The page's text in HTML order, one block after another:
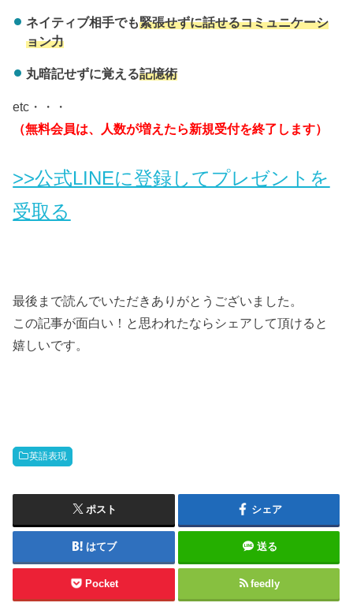
ネイティブ相手でも緊張せずに話せるコミュニケーシ
ョン力
丸暗記せずに覚える記憶術
etc・・・
（無料会員は、人数が増えたら新規受付を終了します）
>>公式LINEに登録してプレゼントを
受取る
最後まで読んでいただきありがとうございました。
この記事が面白い！と思われたならシェアして頂けると
嬉しいです。
英語表現
ポスト シェア
はてブ 送る
Pocket feedly